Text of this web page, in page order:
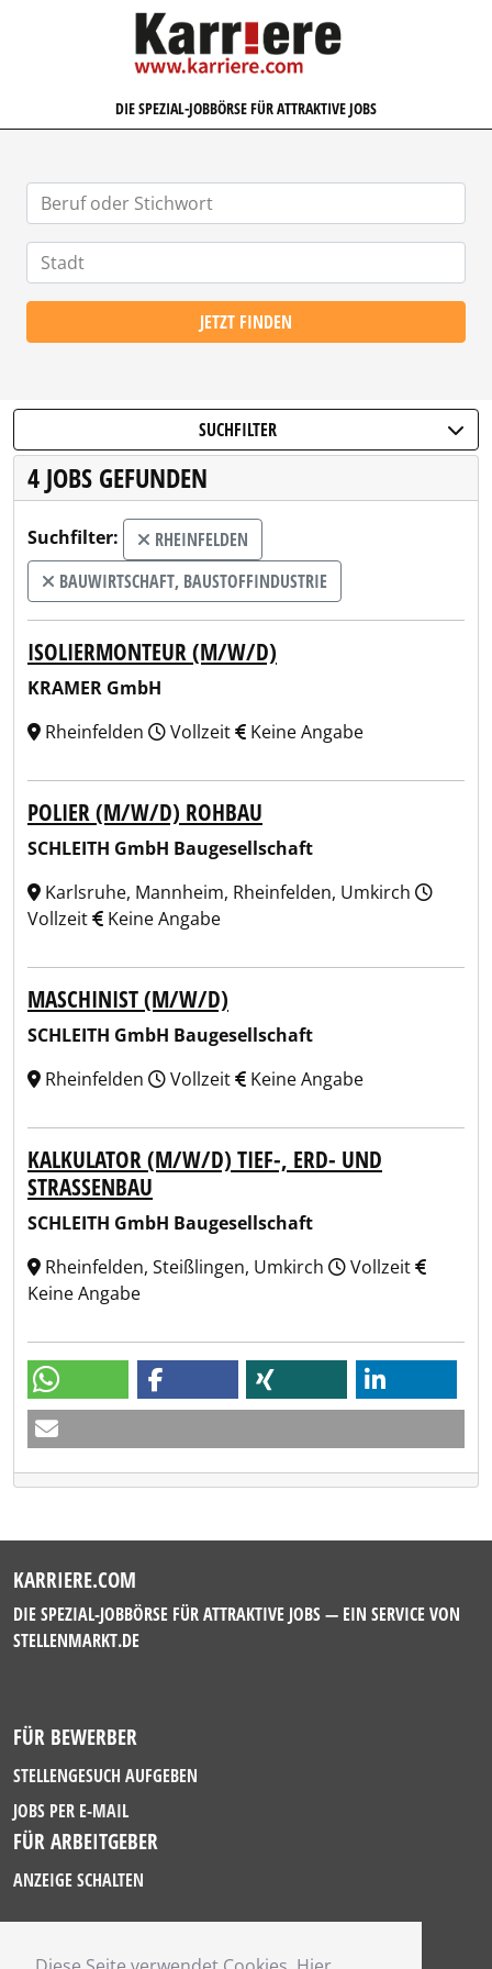
KARRIERE.COM
DIE SPEZIAL-JOBBÖRSE FÜR ATTRAKTIVE JOBS
JETZT FINDEN
SUCHFILTER
4 JOBS GEFUNDEN
Suchfilter:
RHEINFELDEN
BAUWIRTSCHAFT, BAUSTOFFINDUSTRIE
ISOLIERMONTEUR (M/W/D)
KRAMER GmbH
Rheinfelden
Vollzeit Keine Angabe
POLIER (M/W/D) ROHBAU
SCHLEITH GmbH Baugesellschaft
Karlsruhe, Mannheim, Rheinfelden, Umkirch
Vollzeit
Keine Angabe
MASCHINIST (M/W/D)
SCHLEITH GmbH Baugesellschaft
Rheinfelden
Vollzeit Keine Angabe
KALKULATOR (M/W/D) TIEF-, ERD- UND
STRASSENBAU
SCHLEITH GmbH Baugesellschaft
Rheinfelden, Steißlingen, Umkirch
Vollzeit
Keine Angabe
KARRIERE.COM
DIE SPEZIAL-JOBBÖRSE FÜR ATTRAKTIVE JOBS — EIN SERVICE VON
STELLENMARKT.DE
FÜR BEWERBER
STELLENGESUCH AUFGEBEN
JOBS PER E-MAIL
FÜR ARBEITGEBER
ANZEIGE SCHALTEN